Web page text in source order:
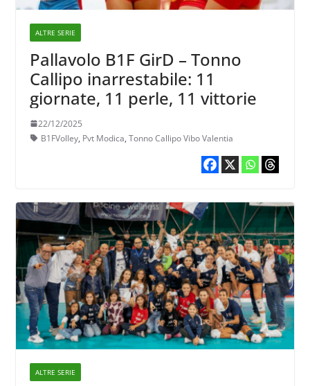
ALTRE SERIE
Pallavolo B1F GirD – Tonno
Callipo inarrestabile: 11
giornate, 11 perle, 11 vittorie
22/12/2025
B1FVolley, Pvt Modica, Tonno Callipo Vibo Valentia
ALTRE SERIE